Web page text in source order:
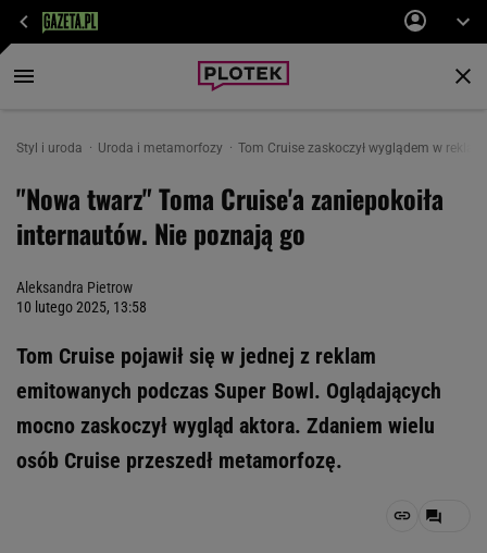
Styl i uroda Uroda i metamorfozy Tom Cruise zaskoczył wyglądem w
"Nowa twarz" Toma Cruise'a zaniepokoiła
internautów. Nie poznają go
Aleksandra Pietrow
10 lutego 2025, 13:58
Tom Cruise pojawił się w jednej z reklam
emitowanych podczas Super Bowl. Oglądających
mocno zaskoczył wygląd aktora. Zdaniem wielu
osób Cruise przeszedł metamorfozę.